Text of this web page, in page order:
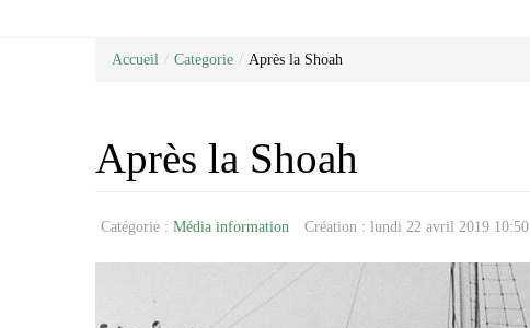
Accueil / Categorie / Après la Shoah
Après la Shoah
Catégorie : Média information Création : lundi 22 avril 2019 10:50